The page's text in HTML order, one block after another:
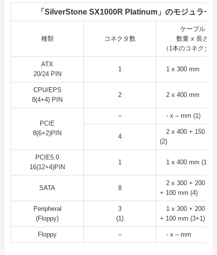
「SilverStone SX1000R Platinum」のモジュラー
種類 コネクタ数
ケーブル
数量 x 長さ
（1本のコネクタ
ATX
20/24 PIN
1 1 x 300 mm
CPU/EPS
8(4+4) PIN
2 2 x 400 mm
PCIE
8(6+2)PIN
– - x – mm (1)
4
2 x 400 + 150 mm
(2)
PCIE5.0
16(12+4)PIN
1 1 x 400 mm (1)
SATA 8
2 x 300 + 200 +
+ 100 mm (4)
Peripheral
(Floppy)
3
(1)
1 x 300 + 200 +
+ 100 mm (3+1)
Floppy – - x – mm